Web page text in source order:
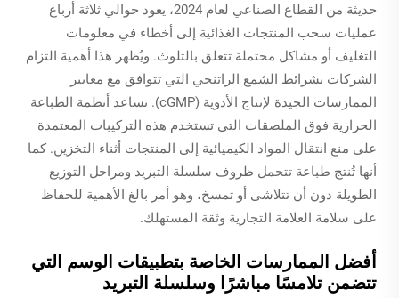
حديثة من القطاع الصناعي لعام 2024، يعود حوالي ثلاثة أرباع
عمليات سحب المنتجات الغذائية إلى أخطاء في معلومات
التغليف أو مشاكل محتملة تتعلق بالتلوث. ويُظهر هذا أهمية التزام
الشركات بشرائط الشمع الراتنجي التي تتوافق مع معايير
الممارسات الجيدة لإنتاج الأدوية (cGMP). تساعد أنظمة الطباعة
الحرارية فوق الملصقات التي تستخدم هذه التركيبات المعتمدة
على منع انتقال المواد الكيميائية إلى المنتجات أثناء التخزين. كما
أنها تُنتج طباعة تتحمل ظروف سلسلة التبريد ومراحل التوزيع
الطويلة دون أن تتلاشى أو تمسخ، وهو أمر بالغ الأهمية للحفاظ
على سلامة العلامة التجارية وثقة المستهلك.
أفضل الممارسات الخاصة بتطبيقات الوسم التي
تتضمن تلامسًا مباشرًا وسلسلة التبريد